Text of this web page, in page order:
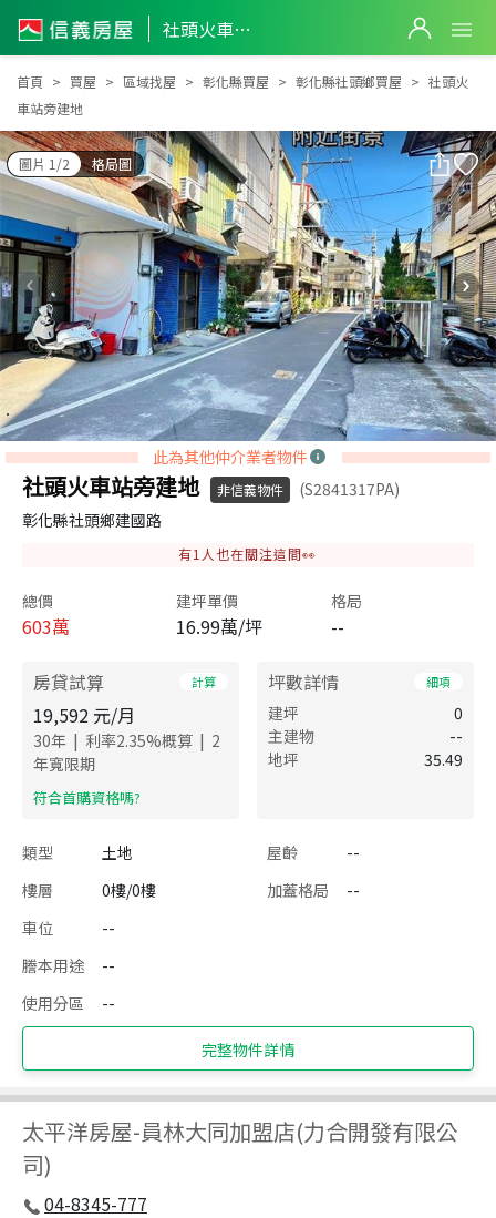
社頭火車站旁建地
社頭火車站旁建地
首頁 買屋 區域找屋 彰化縣買屋 彰化縣社頭鄉買屋
社頭火
車站旁建地
圖片 1/2 格局圖
此為其他仲介業者物件
社頭火車站旁建地 非信義物件
(S2841317PA)
彰化縣社頭鄉建國路
有1 人也在關注這間👀
總價
603萬
建坪單價
16.99萬/坪
格局
--
房貸試算 計算
19,592 元/月
30年 | 利率2.35%概算 | 2
年寬限期
​符合首購資格嗎?
坪數詳情 細項
建坪
0
主建物
--
地坪
35.49
類型 土地 屋齡
--
樓層
0樓/0樓 加蓋格局
--
車位
--
謄本用途
--
使用分區
--
完整物件詳情
太平洋房屋-員林大同加盟店(力合開發有限公
司)
04-8345-777